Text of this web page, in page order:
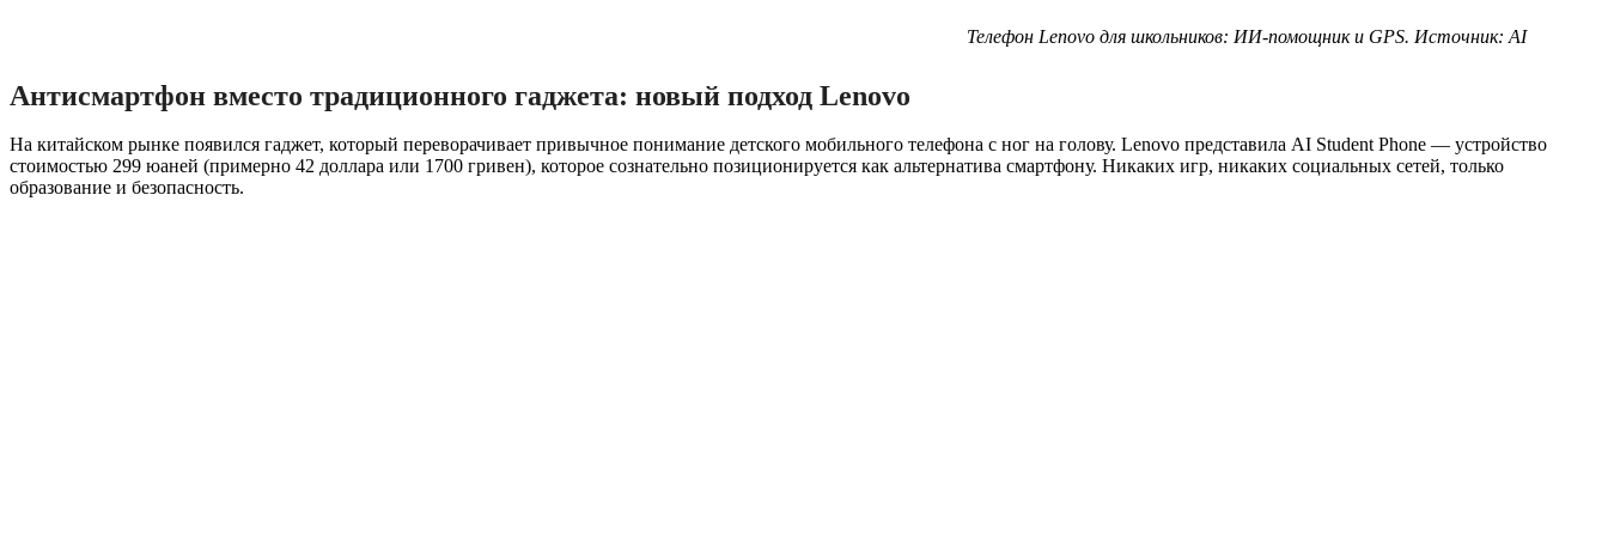
Телефон Lenovo для школьников: ИИ-помощник и GPS. Источник: AI
Антисмартфон вместо традиционного гаджета: новый подход Lenovo
На китайском рынке появился гаджет, который переворачивает привычное понимание детского мобильного телефона с ног на голову. Lenovo представила AI Student Phone — устройство
стоимостью 299 юаней (примерно 42 доллара или 1700 гривен), которое сознательно позиционируется как альтернатива смартфону. Никаких игр, никаких социальных сетей, только
образование и безопасность.